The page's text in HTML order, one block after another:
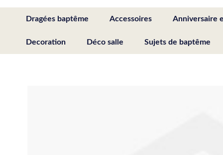
Dragées baptême Accessoires Anniversaire
Decoration Déco salle Sujets de baptême